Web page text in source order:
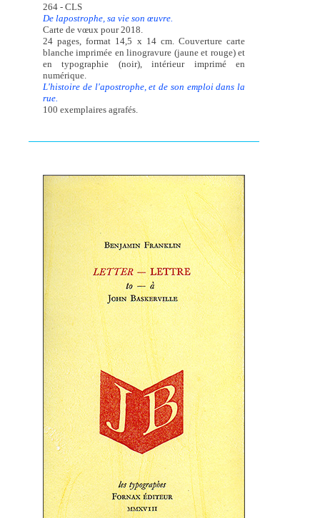
264 - CLS
De lapostrophe, sa vie son œuvre.
Carte de vœux pour 2018.
24 pages, format 14,5 x 14 cm. Couverture carte
blanche imprimée en linogravure (jaune et rouge) et
en typographie (noir), intérieur imprimé en
numérique.
L'histoire de l'apostrophe, et de son emploi dans la
rue.
100 exemplaires agrafés.